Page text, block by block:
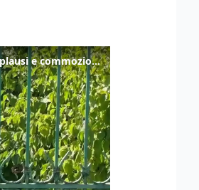
Ultimo saluto a Guccini tra applausi e commozione a Pavana